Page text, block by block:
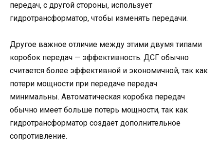
передач, с другой стороны, использует
гидротрансформатор, чтобы изменять передачи.
Другое важное отличие между этими двумя типами
коробок передач — эффективность. ДСГ обычно
считается более эффективной и экономичной, так как
потери мощности при передаче передач
минимальны. Автоматическая коробка передач
обычно имеет больше потерь мощности, так как
гидротрансформатор создает дополнительное
сопротивление.